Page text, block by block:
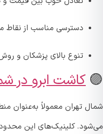
دسترسی مناسب از نقاط
تنوع بالای پزشکان و
کاشت ابرو در
تهران معمولاً به‌عنوان
کلینیک‌های این محدوده